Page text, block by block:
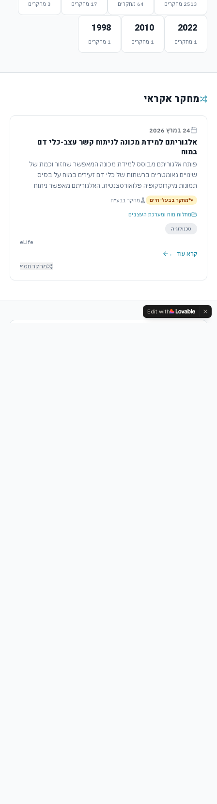
2513 מחקרים 64 מחקרים 17 מחקרים 3 מחקרים
2022
1 מחקרים
2010
1 מחקרים
1998
1 מחקרים
מחקר אקראי
24 במרץ 2026
אלגוריתם למידת מכונה לניתוח קשר עצב-כלי דם
במוח
פותח אלגוריתם מבוסס למידת מכונה המאפשר שחזור וכמת של
שינויים גאומטריים ברשתות של כלי דם זעירים במוח על בסיס
תמונות מיקרוסקופיה פלואורסצנטית. האלגוריתם מאפשר ניתוח
אוטומטי של תגובות כלי הדם לפעילות עצבית שכנה. המחקר,
שהודגם במודל עכבר, מציג שינויים בקוטר כלי הדם כתלות
בעוצמת הגירוי, וכן הטרוגניות בתגובות אלו. נראה כי האלגוריתם
מסייע בהבנת תיאום בקנה מידה רחב של רשת כלי הדם במוח.
🐾מחקר בבעלי חיים מחקר בבע״ח
מחלות מוח ומערכת העצבים
טכנולוגיה
eLife
קרא עוד ←
מחקר נוסף
Edit with